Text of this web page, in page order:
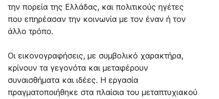
την πορεία της Ελλάδας, και πολιτικούς ηγέτες
που επηρέασαν την κοινωνία με τον έναν ή τον
άλλο τρόπο.
Οι εικονογραφήσεις, με συμβολικό χαρακτήρα,
κρίνουν τα γεγονότα και μεταφέρουν
συναισθήματα και ιδέες. Η εργασία
πραγματοποιήθηκε στα πλαίσια του μεταπτυχιακού